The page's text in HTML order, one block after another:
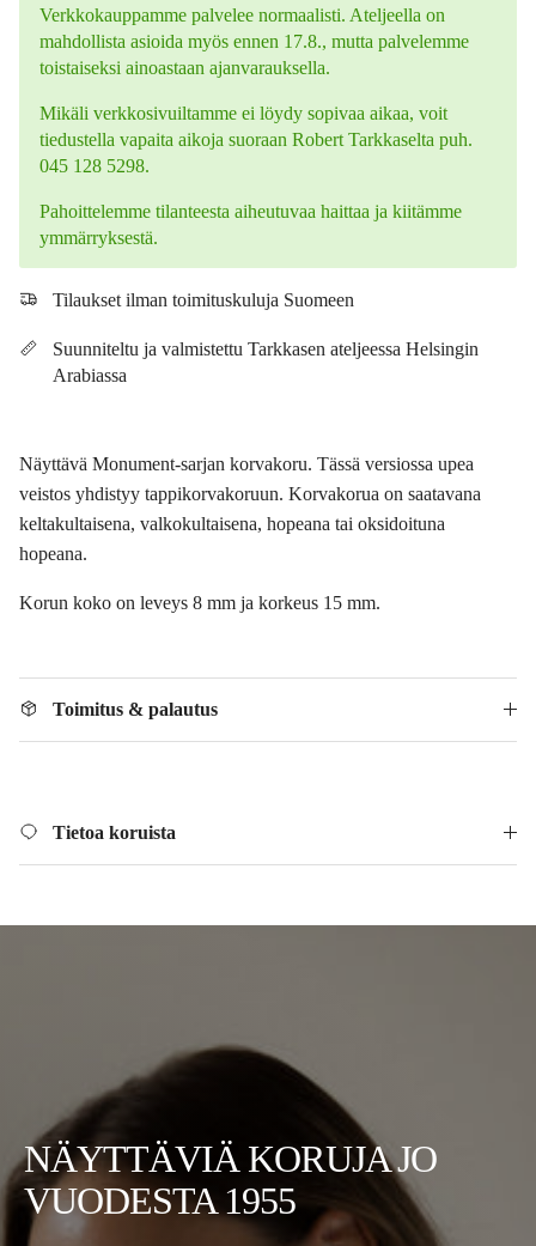
Verkkokauppamme palvelee normaalisti. Ateljeella on
mahdollista asioida myös ennen 17.8., mutta palvelemme
toistaiseksi ainoastaan ajanvarauksella.
Mikäli verkkosivuiltamme ei löydy sopivaa aikaa, voit
tiedustella vapaita aikoja suoraan Robert Tarkkaselta puh.
045 128 5298.
Pahoittelemme tilanteesta aiheutuvaa haittaa ja kiitämme
ymmärryksestä.
Tilaukset ilman toimituskuluja Suomeen
Suunniteltu ja valmistettu Tarkkasen ateljeessa Helsingin
Arabiassa
Näyttävä Monument-sarjan korvakoru. Tässä versiossa upea
veistos yhdistyy tappikorvakoruun. Korvakorua on saatavana
keltakultaisena, valkokultaisena, hopeana tai oksidoituna
hopeana.
Korun koko on leveys 8 mm ja korkeus 15 mm.
Toimitus & palautus
Tietoa koruista
NÄYTTÄVIÄ KORUJA JO
VUODESTA 1955